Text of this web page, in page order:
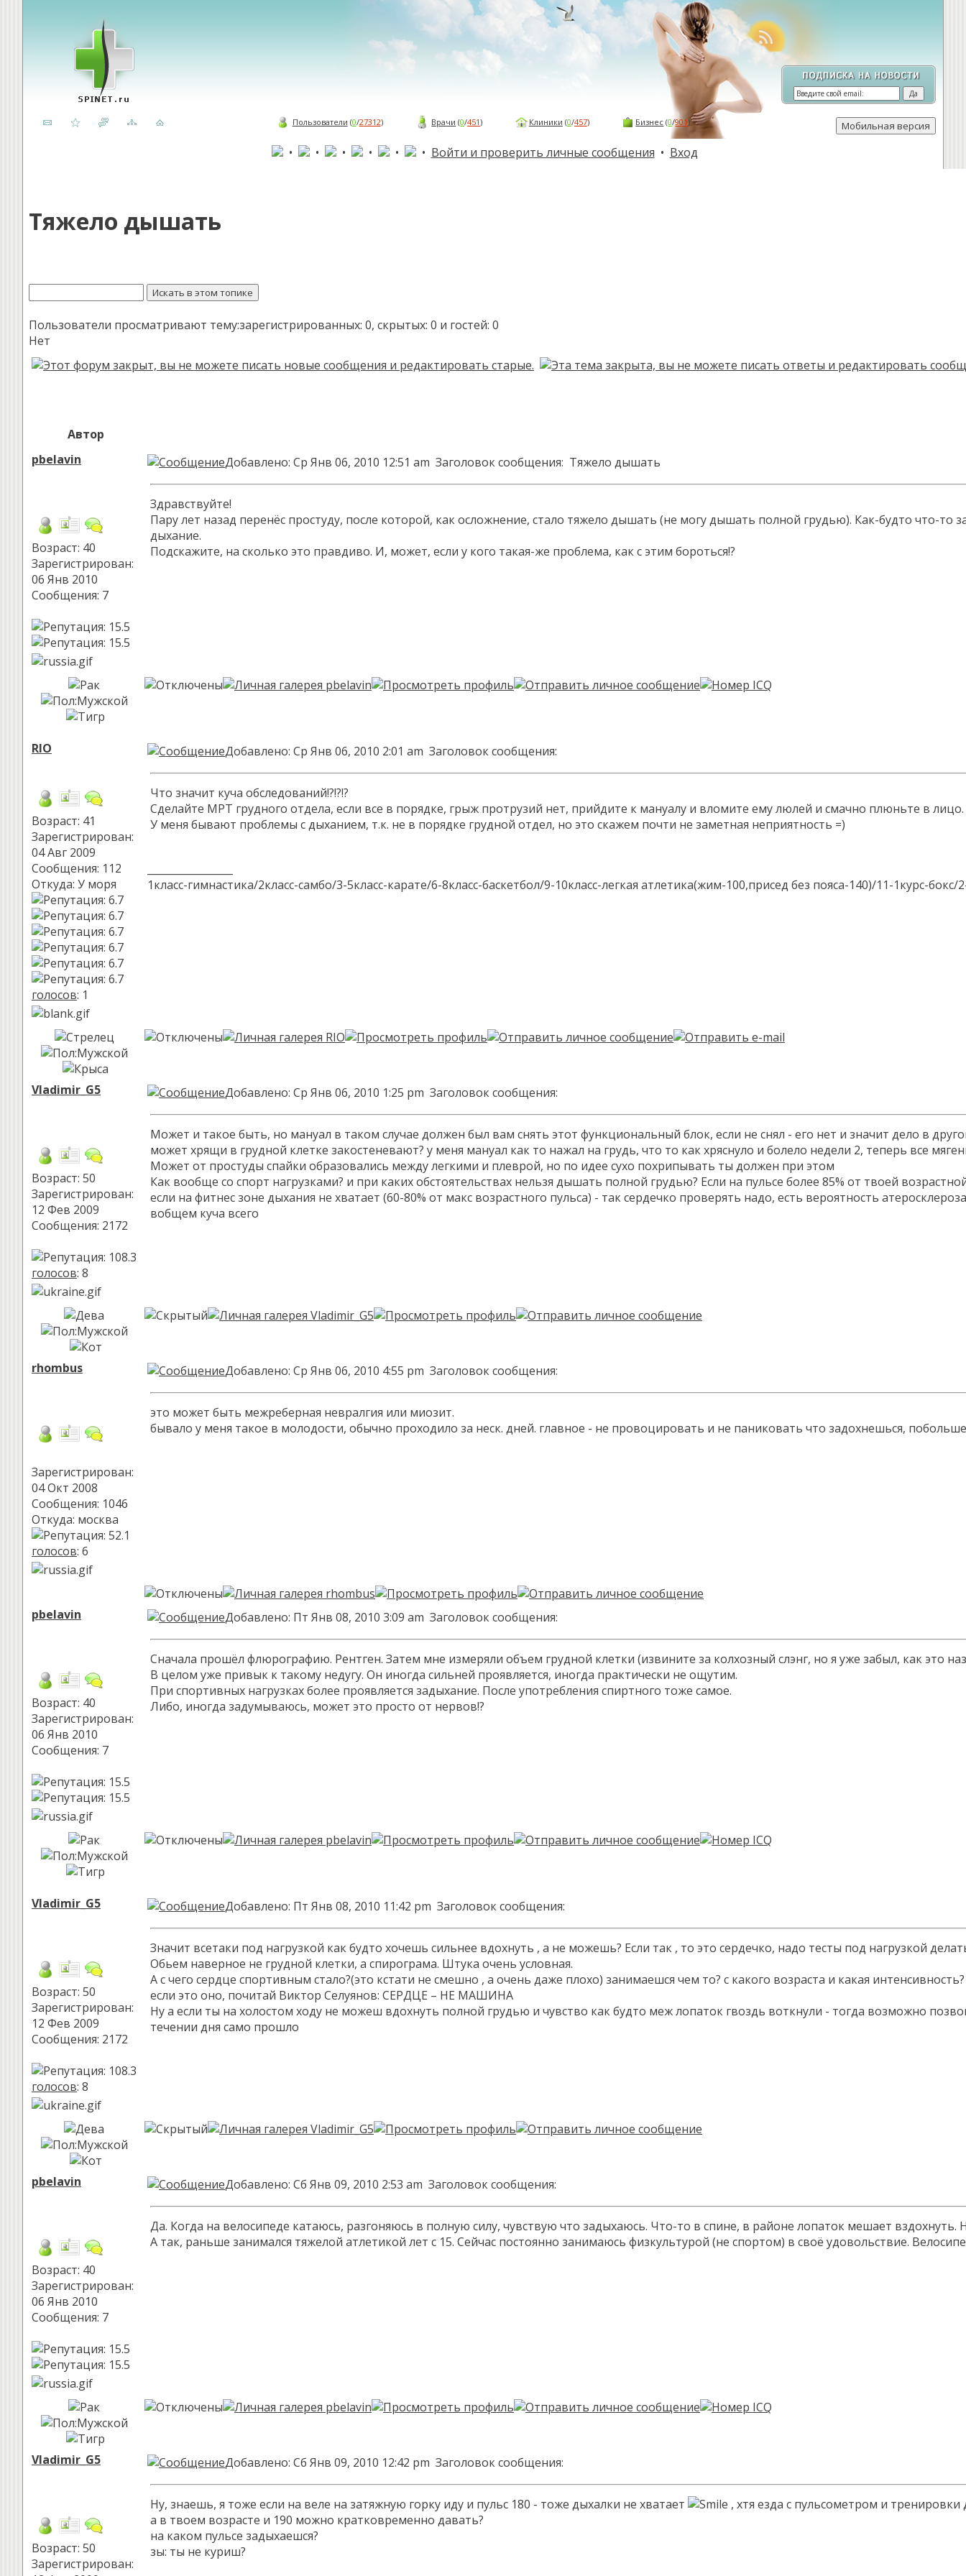
Пользователи (0/27312) Врачи (0/451) Клиники (0/457) Бизнес (0/901)
• • • • • • Войти и проверить личные сообщения • Вход
Тяжело дышать
Пользователи просматривают тему:зарегистрированных: 0, скрытых: 0 и гостей: 0
Нет
Автор
pbelavin
Возраст: 40
Зарегистрирован:
06 Янв 2010
Сообщения: 7
Добавлено: Ср Янв 06, 2010 12:51 am Заголовок сообщения: Тяжело дышать
Здравствуйте!
Пару лет назад перенёс простуду, после которой, как осложнение, стало тяжело дышать (не могу дышать полной грудью). Как-будто что-
дыхание.
Подскажите, на сколько это правдиво. И, может, если у кого такая-же проблема, как с этим бороться!?
RIO
Возраст: 41
Зарегистрирован:
04 Авг 2009
Сообщения: 112
Откуда: У моря
голосов: 1
Добавлено: Ср Янв 06, 2010 2:01 am Заголовок сообщения:
Что значит куча обследований!?!?!?
Сделайте МРТ грудного отдела, если все в порядке, грыж протрузий нет, прийдите к мануалу и вломите ему люлей и смачно плюньте в лицо.
У меня бывают проблемы с дыханием, т.к. не в порядке грудной отдел, но это скажем почти не заметная неприятность =)
1класс-гимнастика/2класс-самбо/3-5класс-карате/6-8класс-баскетбол/9-10класс-легкая атлетика(жим-100,присед без пояса-140)/11-1курс-
Vladimir_G5
Возраст: 50
Зарегистрирован:
12 Фев 2009
Сообщения: 2172
голосов: 8
Добавлено: Ср Янв 06, 2010 1:25 pm Заголовок сообщения:
Может и такое быть, но мануал в таком случае должен был вам снять этот функциональный блок, если не снял - его нет и значит дело в
может хрящи в грудной клетке закостеневают? у меня мануал как то нажал на грудь, что то как хряснуло и болело недели 2, теперь все
Может от простуды спайки образовались между легкими и плеврой, но по идее сухо похрипывать ты должен при этом
Как вообще со спорт нагрузками? и при каких обстоятельствах нельзя дышать полной грудью? Если на пульсе более 85% от твоей
если на фитнес зоне дыхания не хватает (60-80% от макс возрастного пульса) - так сердечко проверять надо, есть вероятность
вобщем куча всего
rhombus
Зарегистрирован:
04 Окт 2008
Сообщения: 1046
Откуда: москва
голосов: 6
Добавлено: Ср Янв 06, 2010 4:55 pm Заголовок сообщения:
это может быть межреберная невралгия или миозит.
бывало у меня такое в молодости, обычно проходило за неск. дней. главное - не провоцировать и не паниковать что задохнешься,
pbelavin
Возраст: 40
Зарегистрирован:
06 Янв 2010
Сообщения: 7
Добавлено: Пт Янв 08, 2010 3:09 am Заголовок сообщения:
Сначала прошёл флюрографию. Рентген. Затем мне измеряли объем грудной клетки (извините за колхозный слэнг, но я уже забыл, как это
В целом уже привык к такому недугу. Он иногда сильней проявляется, иногда практически не ощутим.
При спортивных нагрузках более проявляется задыхание. После употребления спиртного тоже самое.
Либо, иногда задумываюсь, может это просто от нервов!?
Vladimir_G5
Возраст: 50
Зарегистрирован:
12 Фев 2009
Сообщения: 2172
голосов: 8
Добавлено: Пт Янв 08, 2010 11:42 pm Заголовок сообщения:
Значит всетаки под нагрузкой как будто хочешь сильнее вдохнуть , а не можешь? Если так , то это сердечко, надо тесты под нагрузкой
Обьем наверное не грудной клетки, а спирограма. Штука очень условная.
А с чего сердце спортивным стало?(это кстати не смешно , а очень даже плохо) занимаешся чем то? с какого возраста и какая интенсивность?
если это оно, почитай Виктор Селуянов: СЕРДЦЕ – НЕ МАШИНА
Ну а если ты на холостом ходу не можеш вдохнуть полной грудью и чувство как будто меж лопаток гвоздь воткнули - тогда возможно
течении дня само прошло
pbelavin
Возраст: 40
Зарегистрирован:
06 Янв 2010
Сообщения: 7
Добавлено: Сб Янв 09, 2010 2:53 am Заголовок сообщения:
Да. Когда на велосипеде катаюсь, разгоняюсь в полную силу, чувствую что задыхаюсь. Что-то в спине, в районе лопаток мешает
А так, раньше занимался тяжелой атлетикой лет с 15. Сейчас постоянно занимаюсь физкультурой (не спортом) в своё удовольствие.
Vladimir_G5
Возраст: 50
Зарегистрирован:
Добавлено: Сб Янв 09, 2010 12:42 pm Заголовок сообщения:
Ну, знаешь, я тоже если на веле на затяжную горку иду и пульс 180 - тоже дыхалки не хватает
, хтя езда с пульсометром и
а в твоем возрасте и 190 можно кратковременно давать?
на каком пульсе задыхаешся?
зы: ты не куриш?